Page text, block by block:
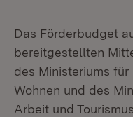
Das Förderbudget
bereitgestellten
des Ministeriums
Wohnen und des
Arbeit und